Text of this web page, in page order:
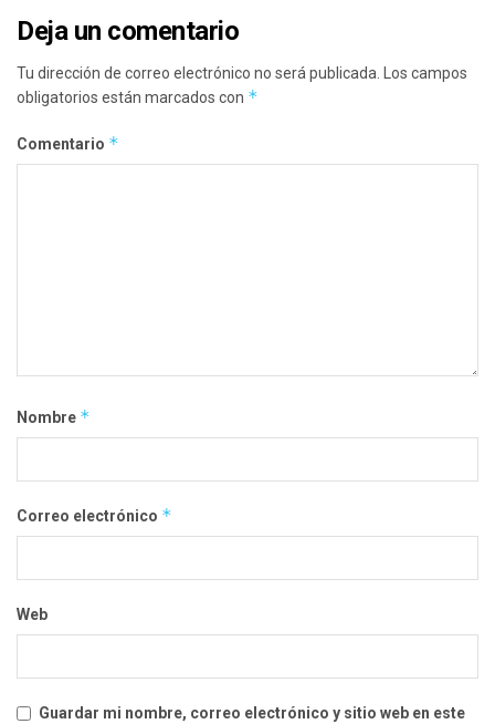
Deja un comentario
Tu dirección de correo electrónico no será publicada.
Los campos
obligatorios están marcados con *
Comentario *
Nombre *
Correo electrónico *
Web
Guardar mi nombre, correo electrónico y sitio web en este